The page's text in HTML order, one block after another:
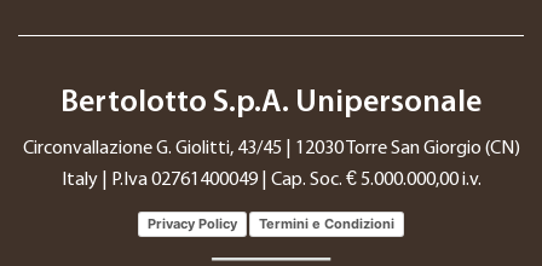
Bertolotto S.p.A. Unipersonale
Circonvallazione G. Giolitti, 43/45 | 12030 Torre San Giorgio (CN)
Italy | P.Iva 02761400049 | Cap. Soc. € 5.000.000,00 i.v.
Privacy Policy Termini e Condizioni